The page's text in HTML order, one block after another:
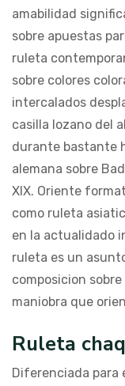
amabilidad
sobre apuestas
ruleta
sobre colores
intercalados
casilla lozano del
durante bastante
alemana sobre
XIX. Oriente
como ruleta
en la actualidado
ruleta es un
composicion
maniobra que
Ruleta
Diferenciada para